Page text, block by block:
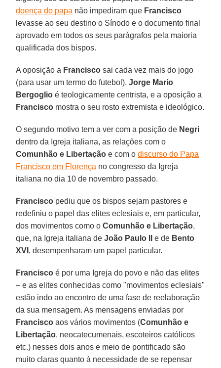
doença do papa não impediram que Francisco
levasse ao seu destino o Sínodo e o documento final
aprovado em todos os seus parágrafos pela maioria
qualificada dos bispos.
A oposição a Francisco sai cada vez mais do jogo
(para usar um termo do futebol).Jorge Mario
Bergoglio é teologicamente centrista, e a oposição a
Francisco mostra o seu rosto extremista e ideológico.
O segundo motivo tem a ver com a posição de Negri
dentro da Igreja italiana, as relações com o
Comunhão e Libertação e com odiscurso do Papa
Francisco em Florença no congresso da Igreja
italiana no dia 10 de novembro passado.
Francisco pediu que os bispos sejam pastores e
redefiniu o papel das elites eclesiais e, em particular,
dos movimentos como oComunhão e Libertação,
que, na Igreja italiana deJoão Paulo II e de Bento
XVI , desempenharam um papel particular.
Francisco é por uma Igreja do povo e não das elites
– e as elites conhecidas como "movimentos eclesiais"
estão indo ao encontro de uma fase de reelaboração
da sua mensagem. As mensagens enviadas por
Francisco aos vários movimentos (Comunhão e
Libertação, neocatecumenais, escoteiros católicos
etc.) nesses dois anos e meio de pontificado são
muito claras quanto à necessidade de se repensar